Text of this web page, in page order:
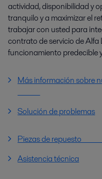
actividad, disponibilidad y
tranquilo y a maximizar el
trabajar con usted para
contrato de servicio de
funcionamiento predecible
Más información
Solución de problemas
Piezas
Asistencia técnica